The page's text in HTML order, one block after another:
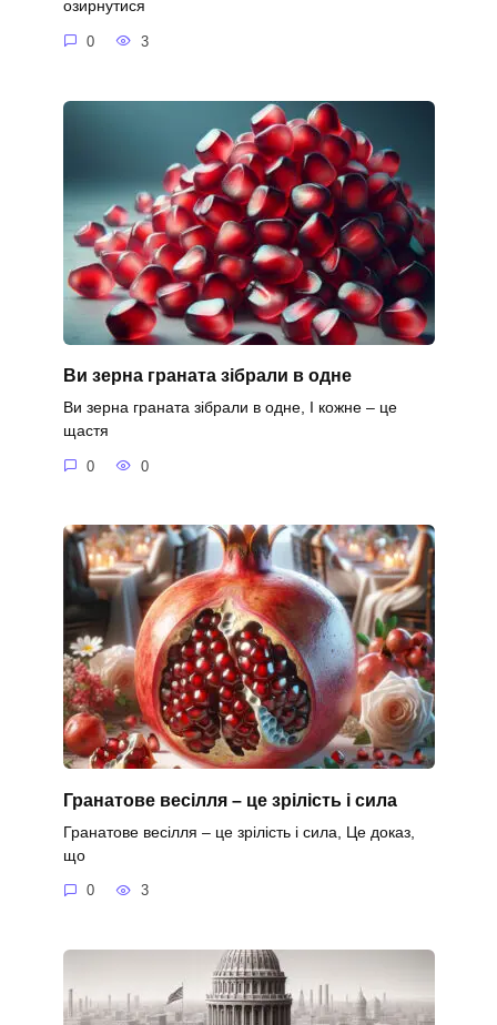
озирнутися
0 3
Ви зерна граната зібрали в одне
Ви зерна граната зібрали в одне, І кожне – це
щастя
0 0
Гранатове весілля – це зрілість і сила
Гранатове весілля – це зрілість і сила, Це доказ,
що
0 3